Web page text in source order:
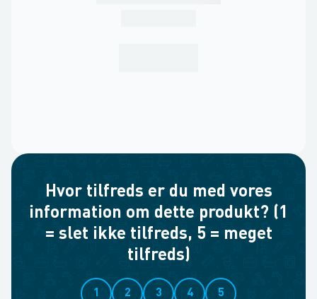
Hvor tilfreds er du med vores
information om dette produkt? (1
= slet ikke tilfreds, 5 = meget
tilfreds)
1 2 3 4 5